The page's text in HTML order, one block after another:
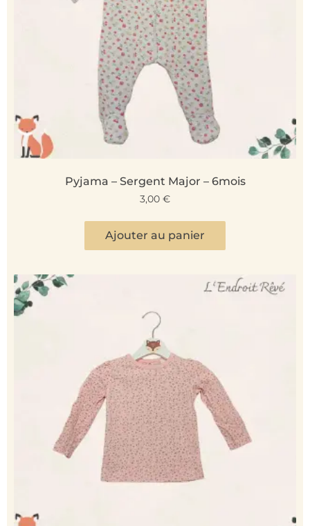
Pyjama – Sergent Major – 6mois
3,00 €
Ajouter au panier